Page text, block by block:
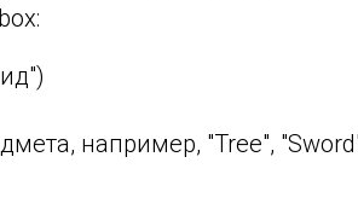
например, "Tree",